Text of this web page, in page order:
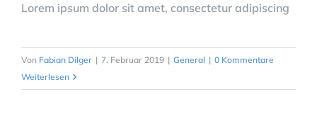
Lorem ipsum dolor sit amet, consectetur adipiscing
Von Fabian Dilger | 7. Februar 2019 | General | 0 Kommentare
Weiterlesen